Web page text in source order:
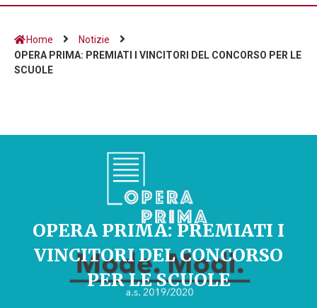
Home
Notizie
OPERA PRIMA: PREMIATI I VINCITORI DEL CONCORSO PER LE
SCUOLE
OPERA PRIMA: PREMIATI I
VINCITORI DEL CONCORSO
PER LE SCUOLE